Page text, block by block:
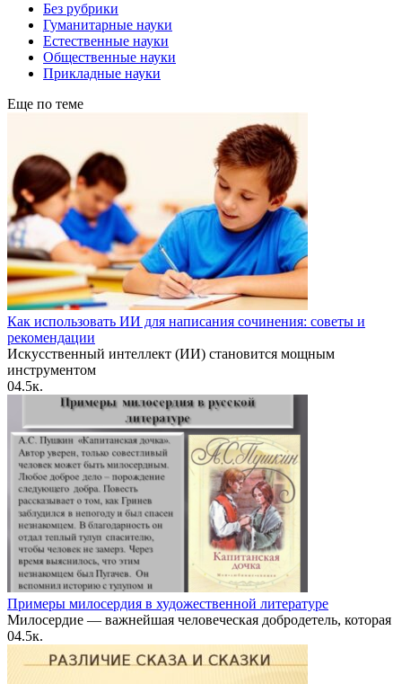
Без рубрики
Гуманитарные науки
Естественные науки
Общественные науки
Прикладные науки
Еще по теме
Как использовать ИИ для написания сочинения: советы и
рекомендации
Искусственный интеллект (ИИ) становится мощным
инструментом
04.5к.
Примеры милосердия в художественной литературе
Милосердие — важнейшая человеческая добродетель, которая
04.5к.